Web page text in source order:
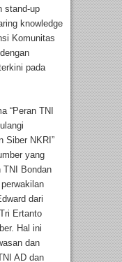
stand-up
knowledge
Komunitas
pada
“Peran TNI
Siber NKRI”
yang
TNI Bondan
dari
Ertanto
Hal ini
dan
AD dan